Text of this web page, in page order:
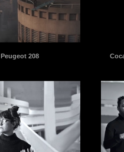
Peugeot 208